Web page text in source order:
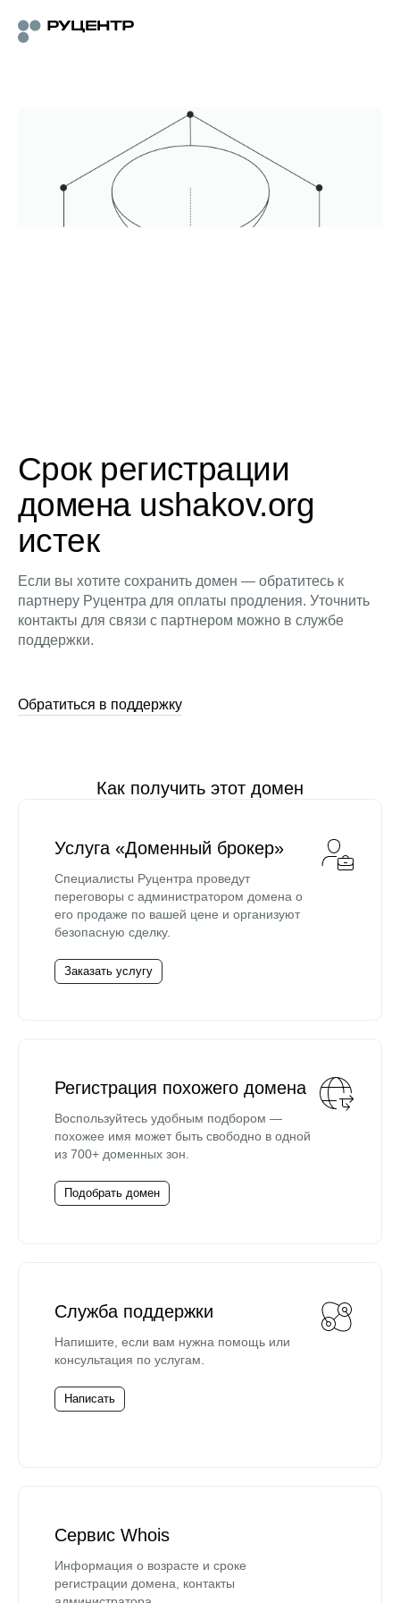
Срок регистрации
домена ushakov.org
истек
Если вы хотите сохранить домен — обратитесь к
партнеру Руцентра для оплаты продления. Уточнить
контакты для связи с партнером можно в службе
поддержки.
Обратиться в поддержку
Как получить этот домен
Услуга «Доменный брокер»
Специалисты Руцентра проведут
переговоры с администратором домена о
его продаже по вашей цене и организуют
безопасную сделку.
Заказать услугу
Регистрация похожего домена
Воспользуйтесь удобным подбором —
похожее имя может быть свободно в одной
из 700+ доменных зон.
Подобрать домен
Служба поддержки
Напишите, если вам нужна помощь или
консультация по услугам.
Написать
Сервис Whois
Информация о возрасте и сроке
регистрации домена, контакты